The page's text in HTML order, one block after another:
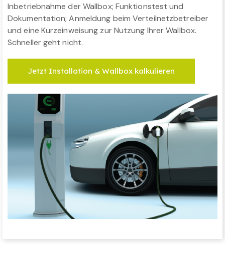
Inbetriebnahme der Wallbox; Funktionstest und
Dokumentation; Anmeldung beim Verteilnetzbetreiber
und eine Kurzeinweisung zur Nutzung Ihrer Wallbox.
Schneller geht nicht.
Jetzt Installation & Wallbox kalkulieren